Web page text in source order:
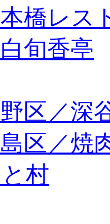
橋レス
旬香亭
区／深
区／焼
村